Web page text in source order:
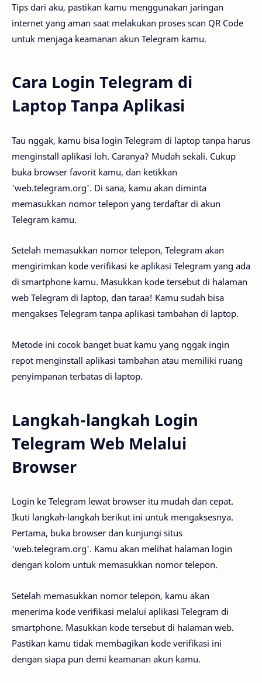
Tips dari aku, pastikan kamu menggunakan jaringan
internet yang aman saat melakukan proses scan QR Code
untuk menjaga keamanan akun Telegram kamu.
Cara Login Telegram di
Laptop Tanpa Aplikasi
Tau nggak, kamu bisa login Telegram di laptop tanpa harus
menginstall aplikasi loh. Caranya? Mudah sekali. Cukup
buka browser favorit kamu, dan ketikkan
'web.telegram.org'. Di sana, kamu akan diminta
memasukkan nomor telepon yang terdaftar di akun
Telegram kamu.
Setelah memasukkan nomor telepon, Telegram akan
mengirimkan kode verifikasi ke aplikasi Telegram yang ada
di smartphone kamu. Masukkan kode tersebut di halaman
web Telegram di laptop, dan taraa! Kamu sudah bisa
mengakses Telegram tanpa aplikasi tambahan di laptop.
Metode ini cocok banget buat kamu yang nggak ingin
repot menginstall aplikasi tambahan atau memiliki ruang
penyimpanan terbatas di laptop.
Langkah-langkah Login
Telegram Web Melalui
Browser
Login ke Telegram lewat browser itu mudah dan cepat.
Ikuti langkah-langkah berikut ini untuk mengaksesnya.
Pertama, buka browser dan kunjungi situs
'web.telegram.org'. Kamu akan melihat halaman login
dengan kolom untuk memasukkan nomor telepon.
Setelah memasukkan nomor telepon, kamu akan
menerima kode verifikasi melalui aplikasi Telegram di
smartphone. Masukkan kode tersebut di halaman web.
Pastikan kamu tidak membagikan kode verifikasi ini
dengan siapa pun demi keamanan akun kamu.